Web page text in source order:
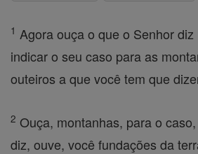
1 Agora ouça o que o Senhor
indicar o seu caso para as
outeiros a que você tem que
2 Ouça, montanhas, para o
diz, ouve, você fundações da